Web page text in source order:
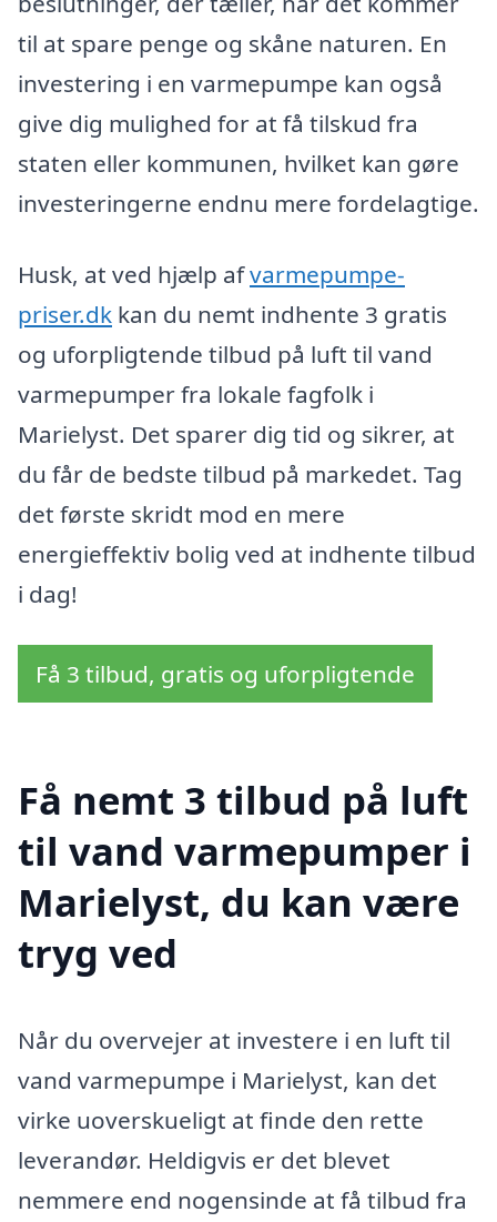
til at spare penge og skåne naturen. En
investering i en varmepumpe kan også
give dig mulighed for at få tilskud fra
staten eller kommunen, hvilket kan gøre
investeringerne endnu mere fordelagtige.
Husk, at ved hjælp afvarmepumpe-
priser.dk kan du nemt indhente 3 gratis
og uforpligtende tilbud på luft til vand
varmepumper fra lokale fagfolk i
Marielyst. Det sparer dig tid og sikrer, at
du får de bedste tilbud på markedet. Tag
det første skridt mod en mere
energieffektiv bolig ved at indhente tilbud
i dag!
Få 3 tilbud, gratis og uforpligtende
Få nemt 3 tilbud på luft
til vand varmepumper i
Marielyst, du kan være
tryg ved
Når du overvejer at investere i en luft til
vand varmepumpe i Marielyst, kan det
virke uoverskueligt at finde den rette
leverandør. Heldigvis er det blevet
nemmere end nogensinde at få tilbud fra